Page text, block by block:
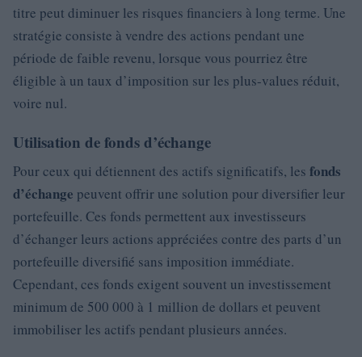
titre peut diminuer les risques financiers à long terme. Une
stratégie consiste à vendre des actions pendant une
période de faible revenu, lorsque vous pourriez être
éligible à un taux d’imposition sur les plus-values réduit,
voire nul.
Utilisation de fonds d’échange
Pour ceux qui détiennent des actifs significatifs, les fonds
d’échange peuvent offrir une solution pour diversifier leur
portefeuille. Ces fonds permettent aux investisseurs
d’échanger leurs actions appréciées contre des parts d’un
portefeuille diversifié sans imposition immédiate.
Cependant, ces fonds exigent souvent un investissement
minimum de 500 000 à 1 million de dollars et peuvent
immobiliser les actifs pendant plusieurs années.